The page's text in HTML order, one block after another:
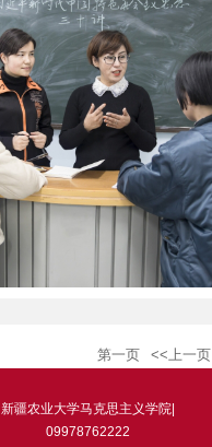
第一页 <<上一页
新疆农业大学马克思主义学院|
09978762222